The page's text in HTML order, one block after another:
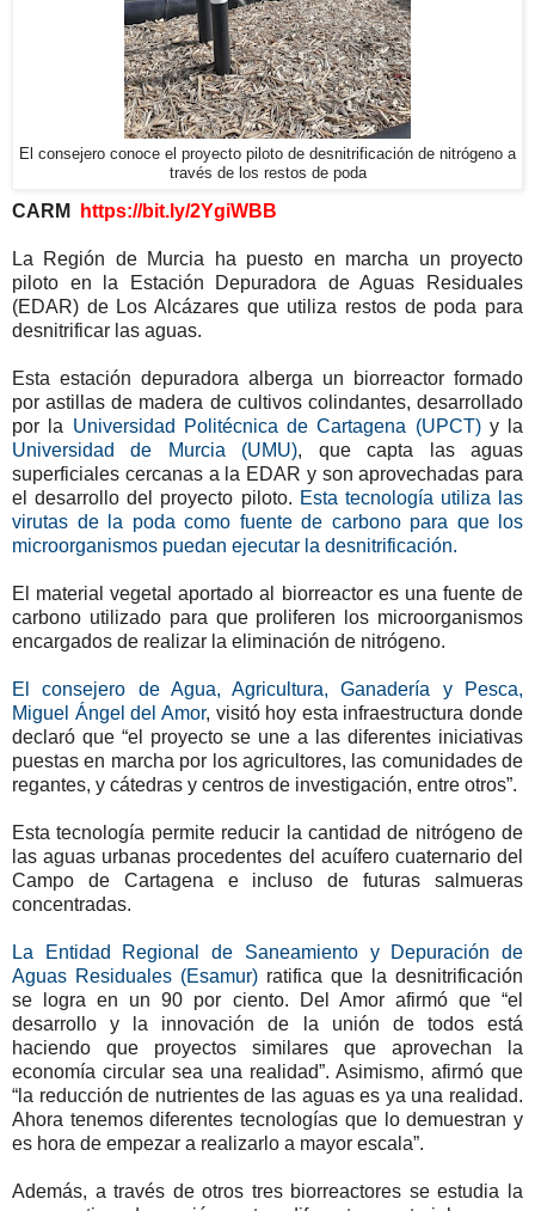
El consejero conoce el proyecto piloto de desnitrificación de nitrógeno a
través de los restos de poda
CARM https://bit.ly/2YgiWBB
La Región de Murcia ha puesto en marcha un proyecto
piloto en la Estación Depuradora de Aguas Residuales
(EDAR) de Los Alcázares que utiliza restos de poda para
desnitrificar las aguas.
Esta estación depuradora alberga un biorreactor formado
por astillas de madera de cultivos colindantes, desarrollado
por la Universidad Politécnica de Cartagena (UPCT)y la
Universidad de Murcia (UMU), que capta las aguas
superficiales cercanas a la EDAR y son aprovechadas para
el desarrollo del proyecto piloto. Esta tecnología utiliza las
virutas de la poda como fuente de carbono para que los
microorganismos puedan ejecutar la desnitrificación.
El material vegetal aportado al biorreactor es una fuente de
carbono utilizado para que proliferen los microorganismos
encargados de realizar la eliminación de nitrógeno.
El consejero de Agua, Agricultura, Ganadería y Pesca,
Miguel Ángel del Amor, visitó hoy esta infraestructura donde
declaró que “el proyecto se une a las diferentes iniciativas
puestas en marcha por los agricultores, las comunidades de
regantes, y cátedras y centros de investigación, entre otros”.
Esta tecnología permite reducir la cantidad de nitrógeno de
las aguas urbanas procedentes del acuífero cuaternario del
Campo de Cartagena e incluso de futuras salmueras
concentradas.
La Entidad Regional de Saneamiento y Depuración de
Aguas Residuales (Esamur) ratifica que la desnitrificación
se logra en un 90 por ciento. Del Amor afirmó que “el
desarrollo y la innovación de la unión de todos está
haciendo que proyectos similares que aprovechan la
economía circular sea una realidad”. Asimismo, afirmó que
“la reducción de nutrientes de las aguas es ya una realidad.
Ahora tenemos diferentes tecnologías que lo demuestran y
es hora de empezar a realizarlo a mayor escala”.
Además, a través de otros tres biorreactores se estudia la